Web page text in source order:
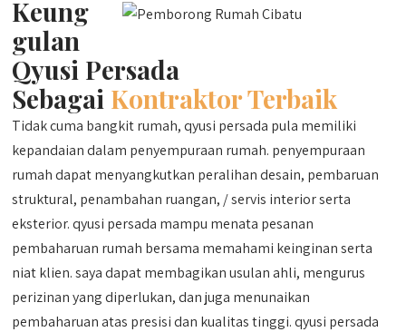
Keung
gulan
Qyusi Persada
Sebagai Kontraktor Terbaik
Tidak cuma bangkit rumah, qyusi persada pula memiliki
kepandaian dalam penyempuraan rumah. penyempuraan
rumah dapat menyangkutkan peralihan desain, pembaruan
struktural, penambahan ruangan, / servis interior serta
eksterior. qyusi persada mampu menata pesanan
pembaharuan rumah bersama memahami keinginan serta
niat klien. saya dapat membagikan usulan ahli, mengurus
perizinan yang diperlukan, dan juga menunaikan
pembaharuan atas presisi dan kualitas tinggi. qyusi persada